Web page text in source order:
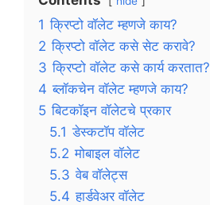
1 क्रिप्टो वॉलेट म्हणजे काय?
2 क्रिप्टो वॉलेट कसे सेट करावे?
3 क्रिप्टो वॉलेट कसे कार्य करतात?
4 ब्लॉकचेन वॉलेट म्हणजे काय?
5 बिटकॉइन वॉलेटचे प्रकार
5.1 डेस्कटॉप वॉलेट
5.2 मोबाइल वॉलेट
5.3 वेब वॉलेट्स
5.4 हार्डवेअर वॉलेट